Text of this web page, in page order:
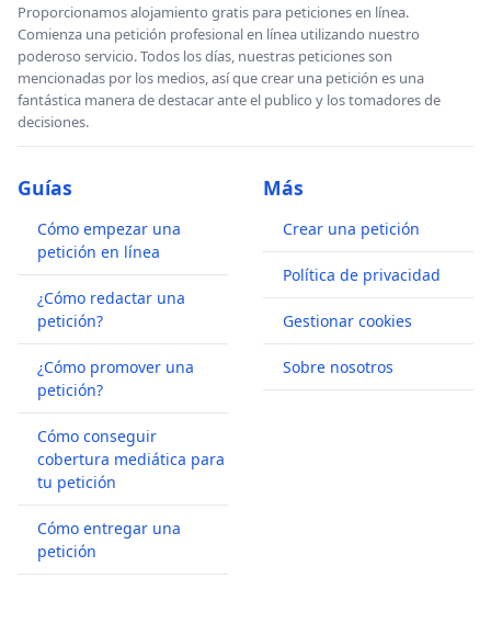
Proporcionamos alojamiento gratis para peticiones en línea.
Comienza una petición profesional en línea utilizando nuestro
poderoso servicio. Todos los días, nuestras peticiones son
mencionadas por los medios, así que crear una petición es una
fantástica manera de destacar ante el publico y los tomadores de
decisiones.
Guías
Cómo empezar una
petición en línea
¿Cómo redactar una
petición?
¿Cómo promover una
petición?
Cómo conseguir
cobertura mediática para
tu petición
Cómo entregar una
petición
Más
Crear una petición
Política de privacidad
Gestionar cookies
Sobre nosotros